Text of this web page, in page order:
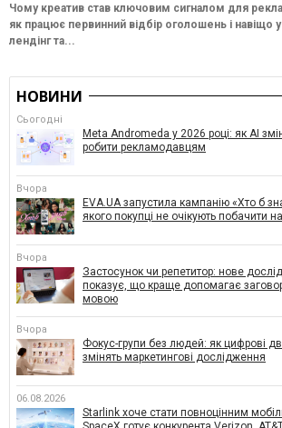
Чому креатив став ключовим сигналом для
як працює первинний відбір оголошень і навіщо
лендінг та...
НОВИНИ
Сьогодні
Meta Andromeda у 2026 році: як AI
робити рекламодавцям
Вчора
EVA.UA запустила кампанію «Хто б
якого покупці не очікують побачити
Вчора
Застосунок чи репетитор: нове
показує, що краще допомагає
мовою
Вчора
Фокус-групи без людей: як цифрові
змінять маркетингові дослідження
06.08.2026
Starlink хоче стати повноцінним